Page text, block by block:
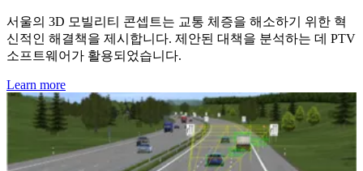
서울의 3D 모빌리티 콘셉트는 교통 체증을 해소하기 위한 혁
신적인 해결책을 제시합니다. 제안된 대책을 분석하는 데 PTV
소프트웨어가 활용되었습니다.
Learn more